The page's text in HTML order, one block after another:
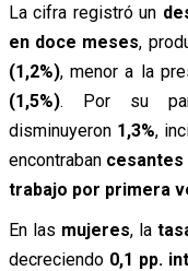
La cifra registró un
en doce meses,
(1,2%), menor a la
(1,5%). Por su
disminuyeron 1,3%,
encontraban cesantes
trabajo por primera
En las mujeres, la
decreciendo 0,1 pp.